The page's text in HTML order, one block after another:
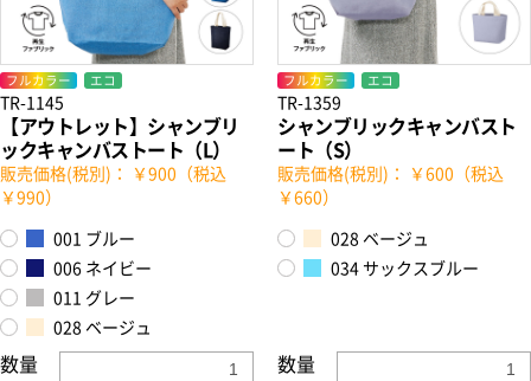
フルカラー エコ
TR-1145
【アウトレット】シャンブリ
ックキャンバストート（L）
販売価格(税別)： ￥900（税込
￥990）
001 ブルー
006 ネイビー
011 グレー
028 ベージュ
数量
フルカラー エコ
TR-1359
シャンブリックキャンバスト
ート（S）
販売価格(税別)： ￥600（税込
￥660）
028 ベージュ
034 サックスブルー
数量